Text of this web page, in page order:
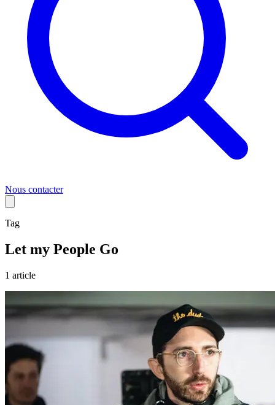
Nous contacter
Tag
Let my People Go
1 article